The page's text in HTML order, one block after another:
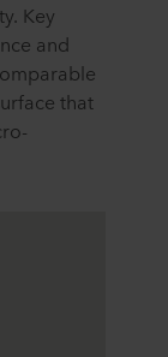
Key
and
that